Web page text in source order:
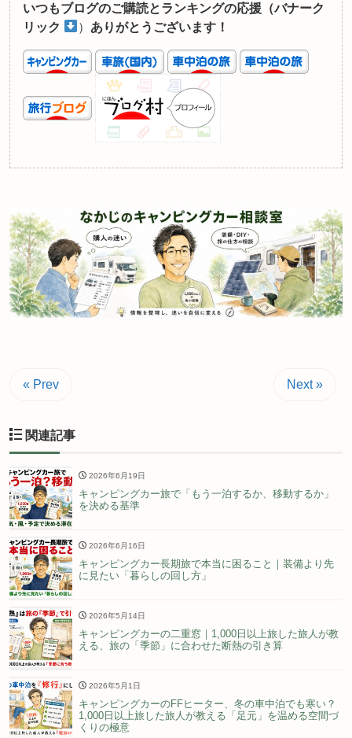
いつもブログのご購読とランキングの応援（バナーク
リック
） ありがとうございます！
« Prev Next »
関連記事
2026年6月19日
キャンピングカー旅で「もう一泊するか、移動するか」
を決める基準
2026年6月16日
キャンピングカー長期旅で本当に困ること｜装備より先
に見たい「暮らしの回し方」
2026年5月14日
キャンピングカーの二重窓｜1,000日以上旅した旅人が教
える、旅の「季節」に合わせた断熱の引き算
2026年5月1日
キャンピングカーのFFヒーター、冬の車中泊でも寒い？
1,000日以上旅した旅人が教える「足元」を温める空間づ
くりの極意